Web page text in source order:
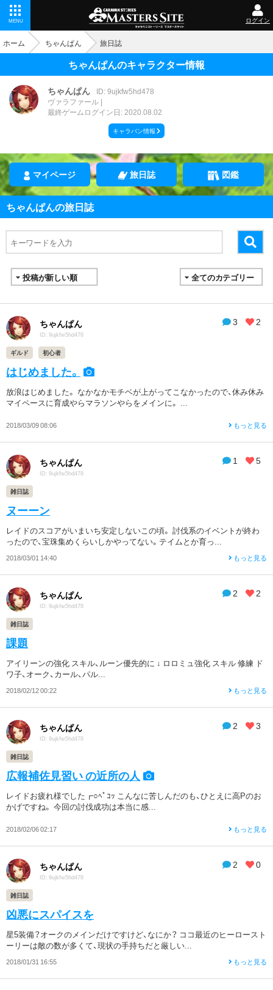
MENU ログイン
ホーム ちゃんぱん 旅日誌
ちゃんぱんのキャラクター情報
ちゃんぱん
ID: 9ujkfw5hd478
ヴァラファール
最終ゲームログイン日: 2020.08.02
キャラバン情報
マイページ 旅日誌 図鑑
ちゃんぱんの旅日誌
3 2
ちゃんぱん
ID: 9ujkfw5hd478
ギルド 初心者
はじめました。
放浪はじめました。 なかなかモチベが上がってこなかったので、休み休み
マイペースに育成やらマラソンやらをメインに。 ...
2018/03/09 08:06 もっと見る
1 5
ちゃんぱん
ID: 9ujkfw5hd478
雑日誌
ヌーーン
レイドのスコアがいまいち安定しないこの頃。 討伐系のイベントが終わ
ったので、宝珠集めくらいしかやってない。テイムとか育っ...
2018/03/01 14:40 もっと見る
2 2
ちゃんぱん
ID: 9ujkfw5hd478
雑日誌
課題
アイリーンの強化 スキル、ルーン優先的に ↓ ロロミュ強化 スキル 修練 ド
ワ子、オーク、カール、パル...
2018/02/12 00:22 もっと見る
2 3
ちゃんぱん
ID: 9ujkfw5hd478
雑日誌
広報補佐見習い の近所の人
レイドお疲れ様でした┏○ﾍﾟｺｯ こんなに苦しんだのも、ひとえに高Pのお
かげですね。 今回の討伐成功は本当に感...
2018/02/06 02:17 もっと見る
2 0
ちゃんぱん
ID: 9ujkfw5hd478
雑日誌
凶悪にスパイスを
星5装備？オークのメインだけですけど、なにか？ ココ最近のヒーロースト
ーリーは敵の数が多くて、現状の手持ちだと厳しい...
2018/01/31 16:55 もっと見る